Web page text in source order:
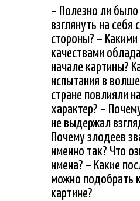
– Полезно ли
взглянуть на себя
стороны? – Какими
качествами
начале картины?
испытания в
стране повлияли
характер? –
не выдержал
Почему злодеев
именно так? Что
имена? – Какие
можно подобрать
картине?